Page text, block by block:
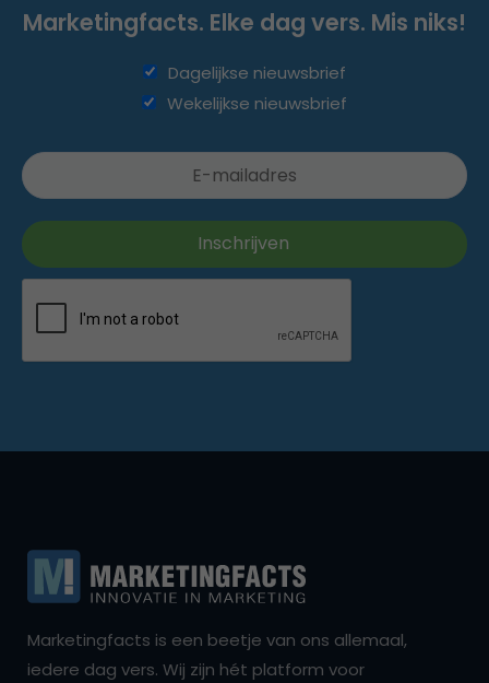
Marketingfacts. Elke dag vers. Mis niks!
Dagelijkse nieuwsbrief
Wekelijkse nieuwsbrief
Marketingfacts is een beetje van ons allemaal,
iedere dag vers. Wij zijn hét platform voor